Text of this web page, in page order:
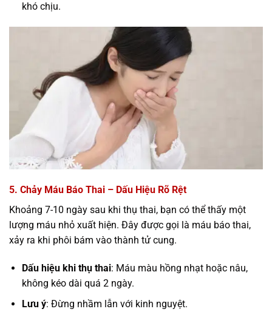
khó chịu.
5. Chảy Máu Báo Thai – Dấu Hiệu Rõ Rệt
Khoảng 7-10 ngày sau khi thụ thai, bạn có thể thấy một
lượng máu nhỏ xuất hiện. Đây được gọi là máu báo thai,
xảy ra khi phôi bám vào thành tử cung.
Dấu hiệu khi thụ thai: Máu màu hồng nhạt hoặc nâu,
không kéo dài quá 2 ngày.
Lưu ý: Đừng nhầm lẫn với kinh nguyệt.